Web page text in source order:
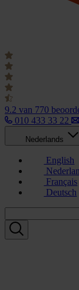
9.2 van 770
010 433 33 22
Nederlands
English
Français
Deutsch